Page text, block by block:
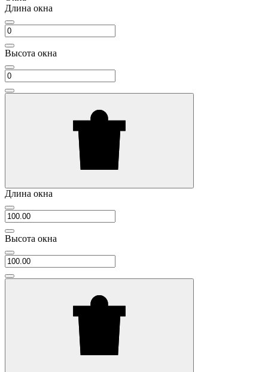
Длина окна
Высота окна
Длина окна
Высота окна